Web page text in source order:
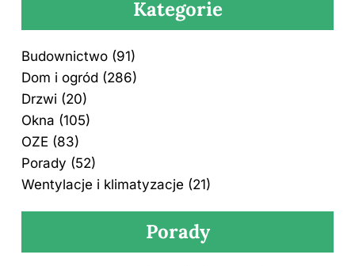
Kategorie
Budownictwo (91)
Dom i ogród (286)
Drzwi (20)
Okna (105)
OZE (83)
Porady (52)
Wentylacje i klimatyzacje (21)
Porady